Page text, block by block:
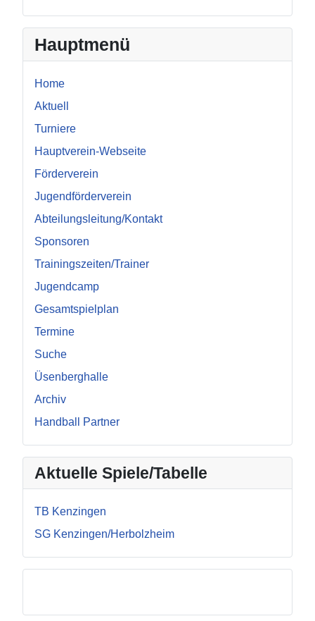
Hauptmenü
Home
Aktuell
Turniere
Hauptverein-Webseite
Förderverein
Jugendförderverein
Abteilungsleitung/Kontakt
Sponsoren
Trainingszeiten/Trainer
Jugendcamp
Gesamtspielplan
Termine
Suche
Üsenberghalle
Archiv
Handball Partner
Aktuelle Spiele/Tabelle
TB Kenzingen
SG Kenzingen/Herbolzheim